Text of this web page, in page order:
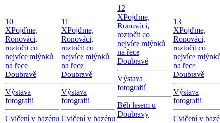
10
XPojďme,
Ronováci,
roztočit co
nejvíce mlýnků
na řece
Doubravě
Výstava
fotografií
Cvičení v bazénu
11
XPojďme,
Ronováci,
roztočit co
nejvíce mlýnků
na řece
Doubravě
Výstava
fotografií
Cvičení v bazénu
12
XPojďme,
Ronováci,
roztočit co
nejvíce mlýnků
na řece
Doubravě
Výstava
fotografií
Běh lesem u
Doubravy
13
XPojďme,
Ronováci,
roztočit co
nejvíce
na řece
Doubravě
Výstava
fotografií
Cvičení v